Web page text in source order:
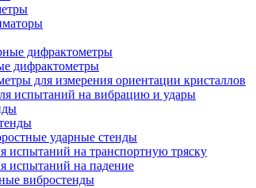
дифрактометры
дифрактометры
для измерения ориентации кристаллов
испытаний на вибрацию и удары
ударные стенды
испытаний на транспортную тряску
испытаний на падение
вибростенды